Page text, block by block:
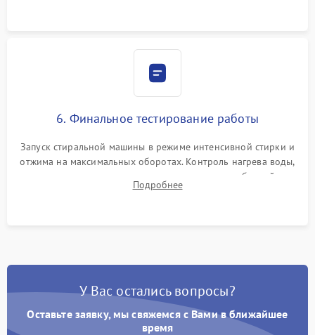
6. Финальное тестирование работы
Запуск стиральной машины в режиме интенсивной стирки и
отжима на максимальных оборотах. Контроль нагрева воды,
корректности слива, отсутствия излишних вибраций,
посторонних стуков и протечек под корпусом.
Подробнее
У Вас остались вопросы?
Оставьте заявку, мы свяжемся с Вами в ближайшее
время